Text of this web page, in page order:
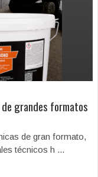
grandes formatos
de gran formato,
técnicos h ...